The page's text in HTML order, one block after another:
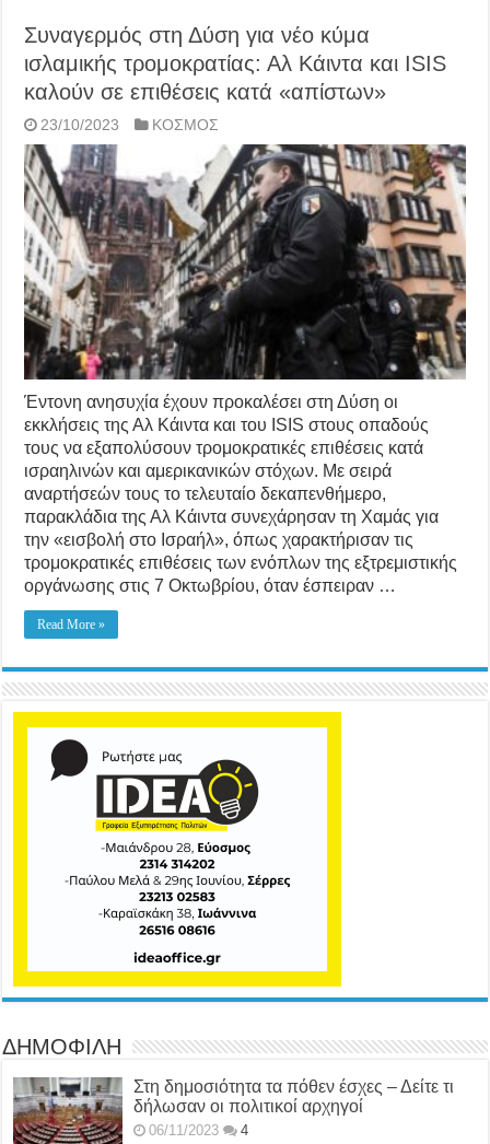
Συναγερμός στη Δύση για νέo κύμα
ισλαμικής τρομοκρατίας: Αλ Κάιντα και ISIS
καλούν σε επιθέσεις κατά «απίστων»
23/10/2023 ΚΟΣΜΟΣ
Έντονη ανησυχία έχουν προκαλέσει στη Δύση οι
εκκλήσεις της Αλ Κάιντα και του ISIS στους οπαδούς
τους να εξαπολύσουν τρομοκρατικές επιθέσεις κατά
ισραηλινών και αμερικανικών στόχων. Με σειρά
αναρτήσεών τους το τελευταίο δεκαπενθήμερο,
παρακλάδια της Αλ Κάιντα συνεχάρησαν τη Χαμάς για
την «εισβολή στο Ισραήλ», όπως χαρακτήρισαν τις
τρομοκρατικές επιθέσεις των ενόπλων της εξτρεμιστικής
οργάνωσης στις 7 Οκτωβρίου, όταν έσπειραν …
Read More »
ΔΗΜΟΦΙΛΗ
Στη δημοσιότητα τα πόθεν έσχες – Δείτε τι
δήλωσαν οι πολιτικοί αρχηγοί
06/11/2023 4